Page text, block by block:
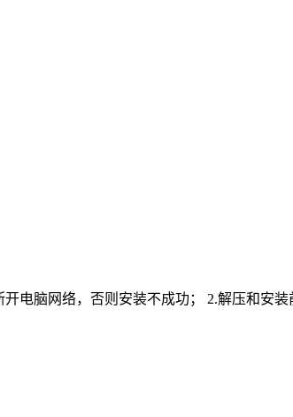
电脑网络，否则安装不成功； 2.解压和安